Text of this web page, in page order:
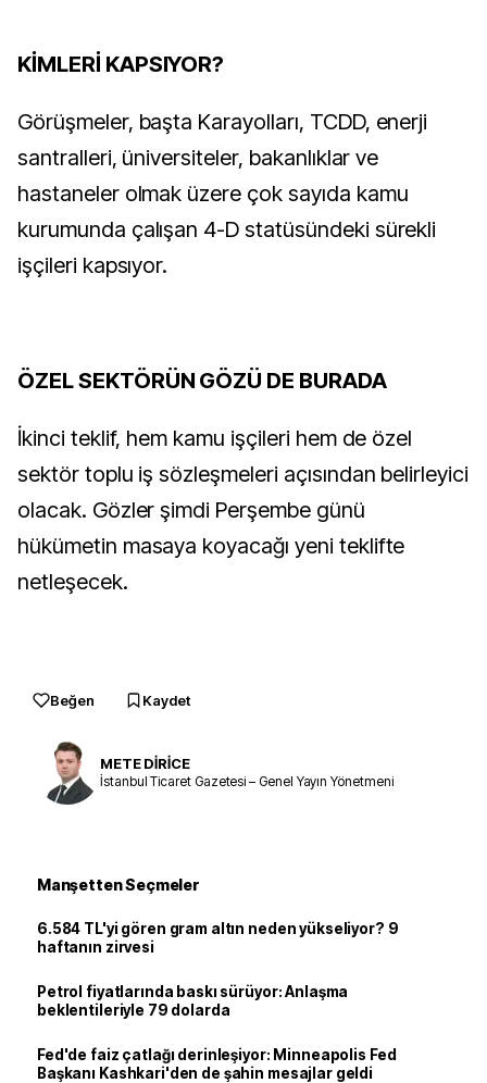
KİMLERİ KAPSIYOR?
Görüşmeler, başta Karayolları, TCDD, enerji
santralleri, üniversiteler, bakanlıklar ve
hastaneler olmak üzere çok sayıda kamu
kurumunda çalışan 4-D statüsündeki sürekli
işçileri kapsıyor.
ÖZEL SEKTÖRÜN GÖZÜ DE BURADA
İkinci teklif, hem kamu işçileri hem de özel
sektör toplu iş sözleşmeleri açısından belirleyici
olacak. Gözler şimdi Perşembe günü
hükümetin masaya koyacağı yeni teklifte
netleşecek.
Beğen Kaydet
METE DİRİCE
İstanbul Ticaret Gazetesi – Genel Yayın Yönetmeni
Manşetten Seçmeler
6.584 TL'yi gören gram altın neden yükseliyor? 9
haftanın zirvesi
Petrol fiyatlarında baskı sürüyor: Anlaşma
beklentileriyle 79 dolarda
Fed'de faiz çatlağı derinleşiyor: Minneapolis Fed
Başkanı Kashkari'den de şahin mesajlar geldi